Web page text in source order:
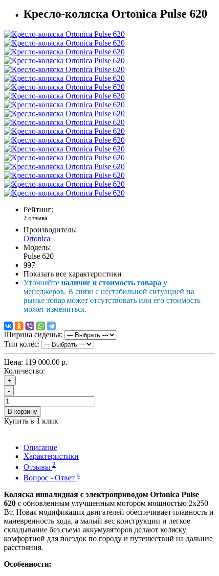
Кресло-коляска Ortonica Pulse 620
Рейтинг:
2 отзыва
Производитель:
Ortonica
Модель:
Pulse 620
997
Показать все характеристики
Уточняйте наличие и стоимость товара у
менеджеров. В связи с нестабильной ситуацией на
рынке товар может отсутствовать или его стоимость
может измениться.
Ширина сиденья:
Тип колёс:
Цена: 119 000.00 р.
Количество:
+
-
В корзину
Купить в 1 клик
Описание
Характеристики
Отзывы 2
Вопрос - Ответ 4
Коляска инвалидная с электроприводом Ortonica Pulse
620 с обновленным улучшенным мотором мощностью 2х250
Вт. Новая модификация двигателей обеспечивает плавность и
маневренность хода, а малый вес конструкции и легкое
складывание без съема аккумуляторов делают коляску
комфортной для поездок по городу и путешествий на дальние
расстояния.
Особенности: